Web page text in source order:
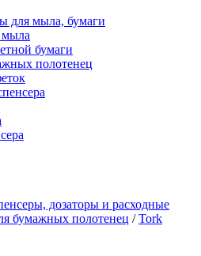
для мыла, бумаги
мыла
бумаги
полотенец
дозаторы и расходные
бумажных полотенец /Tork